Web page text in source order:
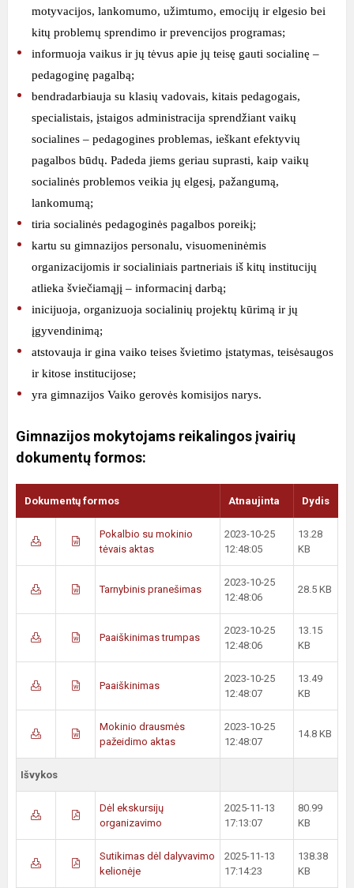
motyvacijos, lankomumo, užimtumo, emocijų ir elgesio bei
kitų problemų sprendimo ir prevencijos programas;
informuoja vaikus ir jų tėvus apie jų teisę gauti socialinę –
pedagoginę pagalbą;
bendradarbiauja su klasių vadovais, kitais pedagogais,
specialistais, įstaigos administracija sprendžiant vaikų
socialines – pedagogines problemas, ieškant efektyvių
pagalbos būdų. Padeda jiems geriau suprasti, kaip vaikų
socialinės problemos veikia jų elgesį, pažangumą,
lankomumą;
tiria socialinės pedagoginės pagalbos poreikį;
kartu su gimnazijos personalu, visuomeninėmis
organizacijomis ir socialiniais partneriais iš kitų institucijų
atlieka šviečiamąjį – informacinį darbą;
inicijuoja, organizuoja socialinių projektų kūrimą ir jų
įgyvendinimą;
atstovauja ir gina vaiko teises švietimo įstatymas, teisėsaugos
ir kitose institucijose;
yra gimnazijos Vaiko gerovės komisijos narys.
Gimnazijos mokytojams reikalingos įvairių
dokumentų formos:
Dokumentų formos Atnaujinta Dydis
Pokalbio su mokinio
tėvais aktas
2023-10-25
12:48:05
13.28
KB
Tarnybinis pranešimas
2023-10-25
12:48:06
28.5 KB
Paaiškinimas trumpas
2023-10-25
12:48:06
13.15
KB
Paaiškinimas
2023-10-25
12:48:07
13.49
KB
Mokinio drausmės
pažeidimo aktas
2023-10-25
12:48:07
14.8 KB
Išvykos
Dėl ekskursijų
organizavimo
2025-11-13
17:13:07
80.99
KB
Sutikimas dėl dalyvavimo
kelionėje
2025-11-13
17:14:23
138.38
KB